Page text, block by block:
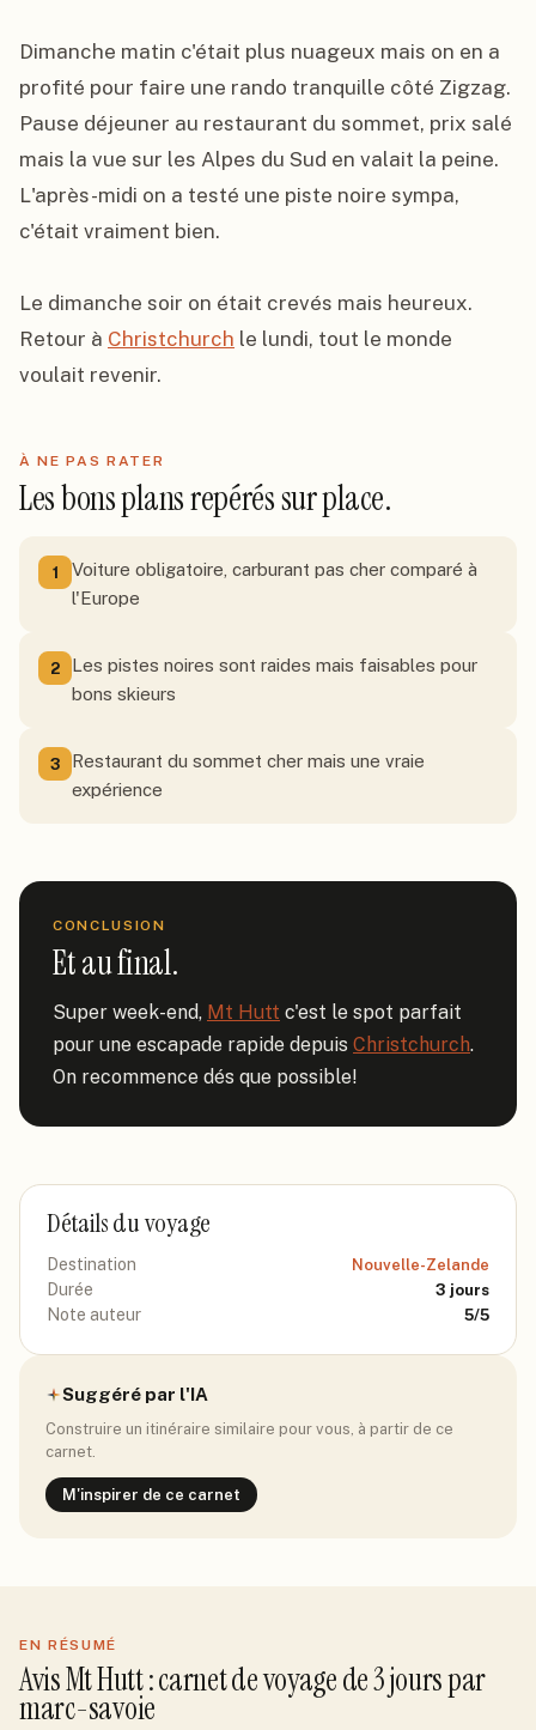
Dimanche matin c'était plus nuageux mais on en a
profité pour faire une rando tranquille côté Zigzag.
Pause déjeuner au restaurant du sommet, prix salé
mais la vue sur les Alpes du Sud en valait la peine.
L'après-midi on a testé une piste noire sympa,
c'était vraiment bien.
Le dimanche soir on était crevés mais heureux.
Retour à Christchurch le lundi, tout le monde
voulait revenir.
À NE PAS RATER
Les bons plans repérés sur place.
1
Voiture obligatoire, carburant pas cher comparé à
l'Europe
2
Les pistes noires sont raides mais faisables pour
bons skieurs
3
Restaurant du sommet cher mais une vraie
expérience
CONCLUSION
Et au final.
Super week-end, Mt Hutt c'est le spot parfait
pour une escapade rapide depuis Christchurch.
On recommence dés que possible!
Détails du voyage
Destination Nouvelle-Zelande
Durée 3 jours
Note auteur 5/5
Suggéré par l'IA
Construire un itinéraire similaire pour vous, à partir de ce
carnet.
M'inspirer de ce carnet
EN RÉSUMÉ
AvisMt Hutt: carnet de voyage de3jourspar
marc-savoie